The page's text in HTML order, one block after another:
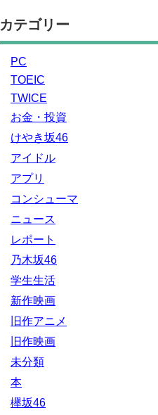
カテゴリー
PC
TOEIC
TWICE
お金・投資
けやき坂46
アイドル
アプリ
コンシューマ
ニュース
レポート
乃木坂46
学生生活
新作映画
旧作アニメ
旧作映画
未分類
本
欅坂46